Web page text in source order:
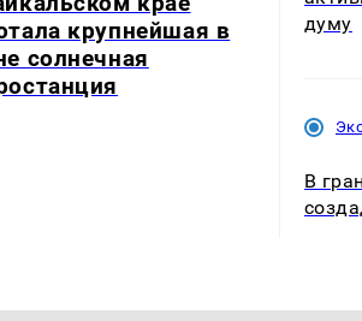
крупнейшая в
солнечная
думу
В